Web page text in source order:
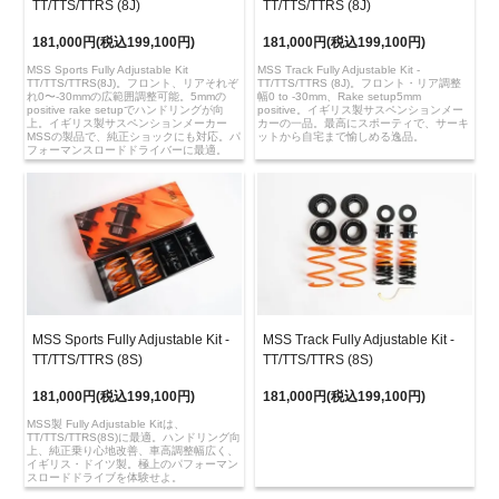
TT/TTS/TTRS (8J)
181,000円(税込199,100円)
MSS Sports Fully Adjustable Kit
TT/TTS/TTRS(8J)。フロント、リアそれぞ
れ0〜-30mmの広範囲調整可能。5mmの
positive rake setupでハンドリングが向
上。イギリス製サスペンションメーカー
MSSの製品で、純正ショックにも対応。パ
フォーマンスロードドライバーに最適。
TT/TTS/TTRS (8J)
181,000円(税込199,100円)
MSS Track Fully Adjustable Kit -
TT/TTS/TTRS (8J)。フロント・リア調整
幅0 to -30mm、Rake setup5mm
positive。イギリス製サスペンションメー
カーの一品。最高にスポーティで、サーキ
ットから自宅まで愉しめる逸品。
MSS Sports Fully Adjustable Kit -
TT/TTS/TTRS (8S)
181,000円(税込199,100円)
MSS製 Fully Adjustable Kitは、
TT/TTS/TTRS(8S)に最適。ハンドリング向
上、純正乗り心地改善、車高調整幅広く、
イギリス・ドイツ製。極上のパフォーマン
スロードドライブを体験せよ。
MSS Track Fully Adjustable Kit -
TT/TTS/TTRS (8S)
181,000円(税込199,100円)